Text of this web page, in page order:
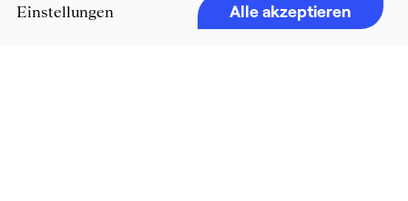
Einstellungen Alle akzeptieren